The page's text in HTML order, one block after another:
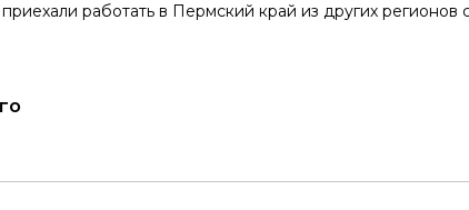
работать в Пермский край из других регионов